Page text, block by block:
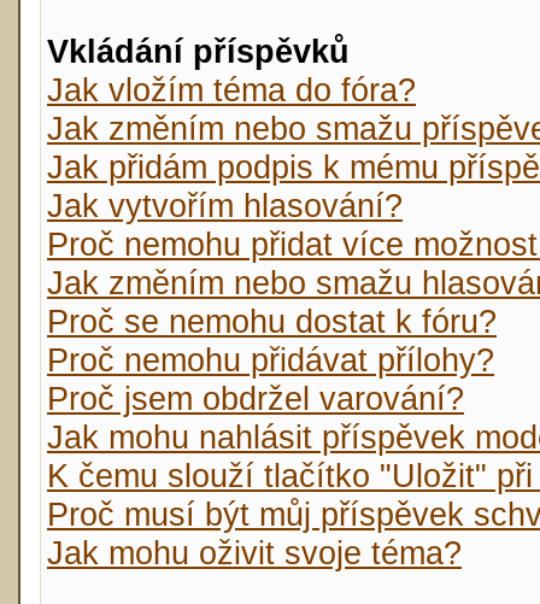
Vkládání příspěvků
Jak vložím téma do fóra?
Jak změním nebo smažu
Jak přidám podpis k mému
Jak vytvořím hlasování?
Proč nemohu přidat více
Jak změním nebo smažu
Proč se nemohu dostat k fóru?
Proč nemohu přidávat přílohy?
Proč jsem obdržel varování?
Jak mohu nahlásit příspěvek
K čemu slouží tlačítko "Uložit"
Proč musí být můj příspěvek
Jak mohu oživit svoje téma?